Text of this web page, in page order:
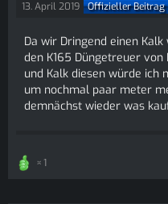
13. April 2019 Offizieller Beitrag
Da wir Dringend einen
den K165 Düngetreuer von
und Kalk diesen würde ich
um nochmal paar meter
demnächst wieder was
1